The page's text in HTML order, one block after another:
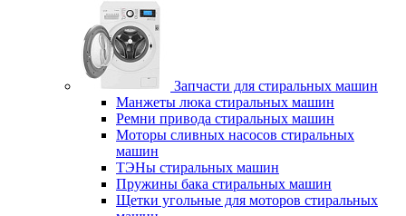
Запчасти для стиральных машин
Манжеты люка стиральных машин
Ремни привода стиральных машин
Моторы сливных насосов стиральных
машин
ТЭНы стиральных машин
Пружины бака стиральных машин
Щетки угольные для моторов стиральных